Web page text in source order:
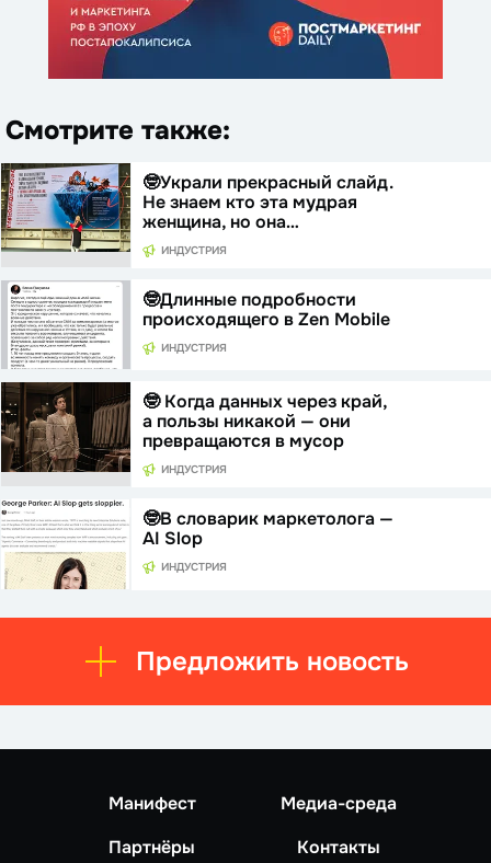
Смотрите также:
🤓Украли прекрасный слайд.
Не знаем кто эта мудрая
женщина, но она…
ИНДУСТРИЯ
🤓Длинные подробности
происходящего в Zen Mobile
ИНДУСТРИЯ
🤓 Когда данных через край,
а пользы никакой — они
превращаются в мусор
ИНДУСТРИЯ
🤓В словарик маркетолога —
AI Slop
ИНДУСТРИЯ
Предложить новость
Манифест
Медиа-среда
Партнёры
Контакты